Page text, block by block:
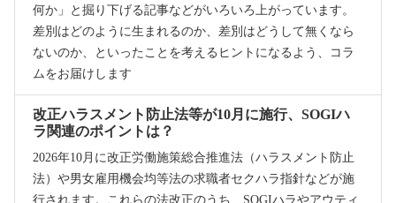
何か」と掘り下げる記事などがいろいろ上がっています。
差別はどのように生まれるのか、差別はどうして無くなら
ないのか、といったことを考えるヒントになるよう、コラ
ムをお届けします
改正ハラスメント防止法等が10月に施行、SOGIハ
ラ関連のポイントは？
2026年10月に改正労働施策総合推進法（ハラスメント防止
法）や男女雇用機会均等法の求職者セクハラ指針などが施
行されます。これらの法改正のうち、SOGIハラやアウティ